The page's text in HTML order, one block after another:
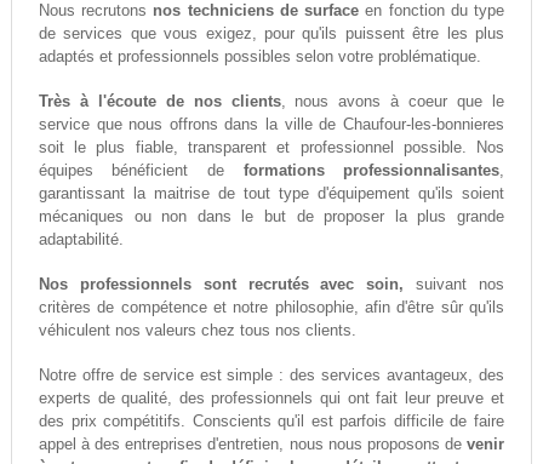
Nous recrutons nos techniciens de surface en fonction du type
de services que vous exigez, pour qu'ils puissent être les plus
adaptés et professionnels possibles selon votre problématique.
Très à l'écoute de nos clients, nous avons à coeur que le
service que nous offrons dans la ville de Chaufour-les-bonnieres
soit le plus fiable, transparent et professionnel possible. Nos
équipes bénéficient de formations professionnalisantes,
garantissant la maitrise de tout type d'équipement qu'ils soient
mécaniques ou non dans le but de proposer la plus grande
adaptabilité.
Nos professionnels sont recrutés avec soin, suivant nos
critères de compétence et notre philosophie, afin d'être sûr qu'ils
véhiculent nos valeurs chez tous nos clients.
Notre offre de service est simple : des services avantageux, des
experts de qualité, des professionnels qui ont fait leur preuve et
des prix compétitifs. Conscients qu'il est parfois difficile de faire
appel à des entreprises d'entretien, nous nous proposons devenir